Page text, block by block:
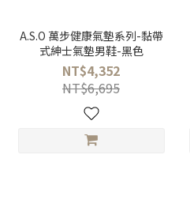
A.S.O 萬步健康氣墊系列-黏帶
式紳士氣墊男鞋-黑色
NT$4,352
NT$6,695